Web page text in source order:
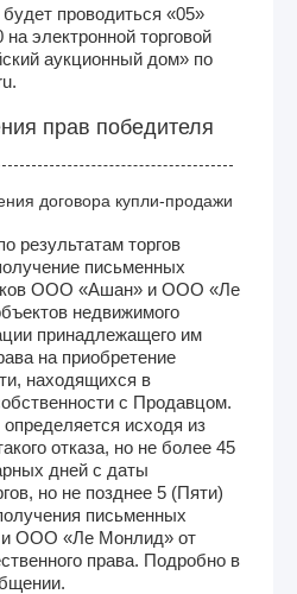
проводиться «05»
электронной торговой
аукционный дом» по
прав победителя
договора купли-продажи
результатам торгов
письменных
ООО «Ашан» и ООО «Ле
недвижимого
принадлежащего им
на приобретение
находящихся в
с Продавцом.
исходя из
отказа, но не более 45
дней с даты
но не позднее 5 (Пяти)
письменных
ООО «Ле Монлид» от
права. Подробно в